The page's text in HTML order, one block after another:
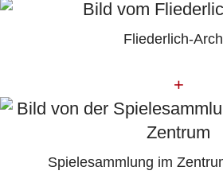
Fliederlich-
+
Spielesammlung im